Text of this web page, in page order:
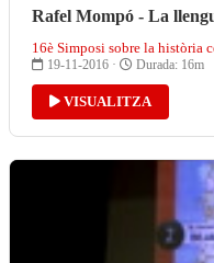
Rafel Mompó - La
16è Simposi sobre la història
19-11-2016 · Durada: 16m
VISUALITZA